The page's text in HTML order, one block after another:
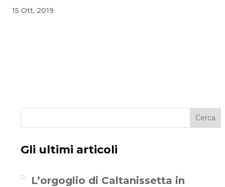
15 Ott, 2019
Cerca
Gli ultimi articoli
L’orgoglio di Caltanissetta in